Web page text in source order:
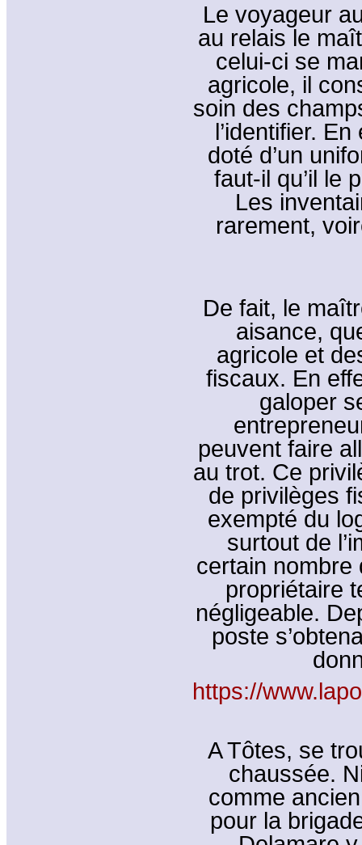
Le voyageur
au relais le
celui-ci se
agricole, il
soin des
l’identifier.
doté d’un
faut-il qu’il le
Les
rarement,
De fait, le
aisance,
agricole et
fiscaux. En
galoper
peuvent faire
au trot. Ce
de privilèges
exempté du
surtout de
certain nombre
propriétaire
négligeable.
poste
https://
A Tôtes, se
chaussée.
comme
pour la